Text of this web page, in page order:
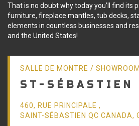
That is no doubt why today you’ll find its
furniture, fireplace mantles, tub decks,
elements in countless businesses and
and the United States!
SALLE DE MONTRE / SHOWROOM
ST-SÉBASTIEN
460, RUE PRINCIPALE ,
SAINT-SÉBASTIEN QC CANADA,